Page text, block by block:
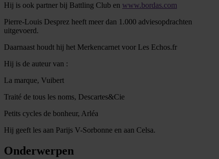
Hij is ook partner bij Battling Club en www.bordas.com
Pierre-Louis Desprez heeft meer dan 1.000 adviesopdrachten
uitgevoerd.
Daarnaast houdt hij het Merkencarnet voor Les Echos.fr
Hij is de auteur van :
La marque, Vuibert
Traité de tous les noms, Descartes&Cie
Petits cycles de bonheur, Arléa
Hij geeft les aan Parijs V-Sorbonne en aan Celsa.
Onderwerpen